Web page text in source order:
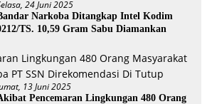
24 Juni 2025
Narkoba Ditangkap Intel Kodim
TS. 10,59 Gram Sabu Diamankan
13 Juni 2025
Pencemaran Lingkungan 480 Orang